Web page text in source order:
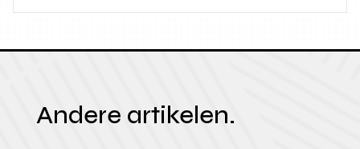
Andere artikelen.